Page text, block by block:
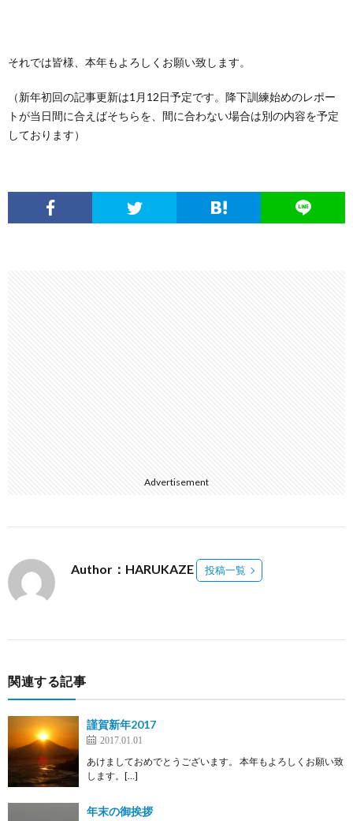
それでは皆様、本年もよろしくお願い致します。
（新年初回の記事更新は1月12日予定です。降下訓練始めのレポー
トが当日間に合えばそちらを、間に合わない場合は別の内容を予定
しております）
Advertisement
Author：HARUKAZE 投稿一覧
関連する記事
謹賀新年2017
2017.01.01
あけましておめでとうございます。 本年もよろしくお願い致
します。[…]
年末の御挨拶